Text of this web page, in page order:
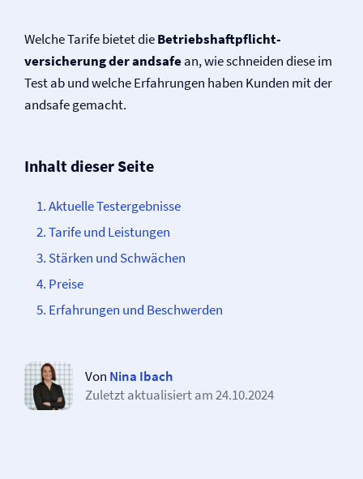
Welche Tarife bietet dieBetriebs­haftpflicht­
versicherung der andsafean, wie schneiden diese im
Test ab und welche Erfahrungen haben Kunden mit der
andsafe gemacht.
Inhalt dieser Seite
Aktuelle Testergebnisse
Tarife und Leistungen
Stärken und Schwächen
Preise
Erfahrungen und Beschwerden
Von Nina Ibach
Zuletzt aktualisiert am24.10.2024